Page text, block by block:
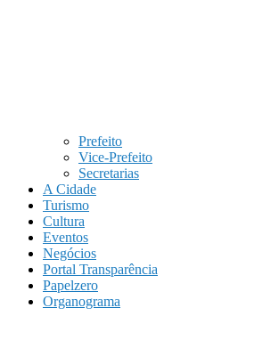
Prefeito
Vice-Prefeito
Secretarias
A Cidade
Turismo
Cultura
Eventos
Negócios
Portal Transparência
Papelzero
Organograma